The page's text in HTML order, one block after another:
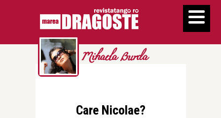
Mihaela Burda
Care Nicolae?